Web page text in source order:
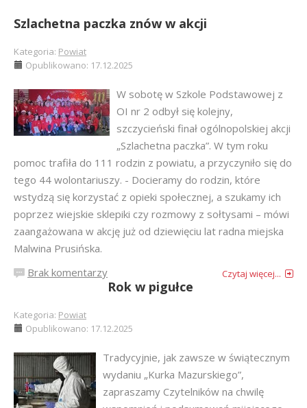
Szlachetna paczka znów w akcji
Kategoria: Powiat
Opublikowano: 17.12.2025
W sobotę w Szkole Podstawowej z
OI nr 2 odbył się kolejny,
szczycieński finał ogólnopolskiej akcji
„Szlachetna paczka”. W tym roku
pomoc trafiła do 111 rodzin z powiatu, a przyczyniło się do
tego 44 wolontariuszy. - Docieramy do rodzin, które
wstydzą się korzystać z opieki społecznej, a szukamy ich
poprzez wiejskie sklepiki czy rozmowy z sołtysami – mówi
zaangażowana w akcję już od dziewięciu lat radna miejska
Malwina Prusińska.
Brak komentarzy
Czytaj więcej...
Rok w pigułce
Kategoria: Powiat
Opublikowano: 17.12.2025
Tradycyjnie, jak zawsze w świątecznym
wydaniu „Kurka Mazurskiego”,
zapraszamy Czytelników na chwilę